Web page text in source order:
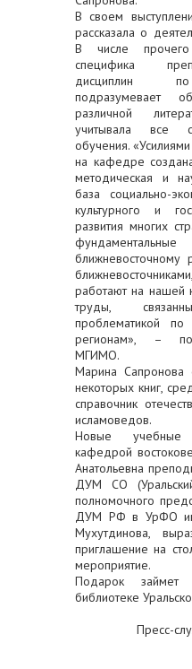
В своем
рассказала о
В числе
специфика
дисциплин по
подразумевает
различной
учитывала все
обучения.
на кафедре
методическая и
база социально-
культурного и
развития многих
ближневосточному
работают на нашей
труды,
проблематикой
регионам», –
МГИМО.
Марина Сапронова
некоторых книг,
справочник
исламоведов.
Новые учебные
кафедрой
Анатольевна
ДУМ СО
полномочного
ДУМ РФ в УрФО
Мухутдинова,
приглашение на
мероприятие.
Подарок
библиотеке
Пресс-